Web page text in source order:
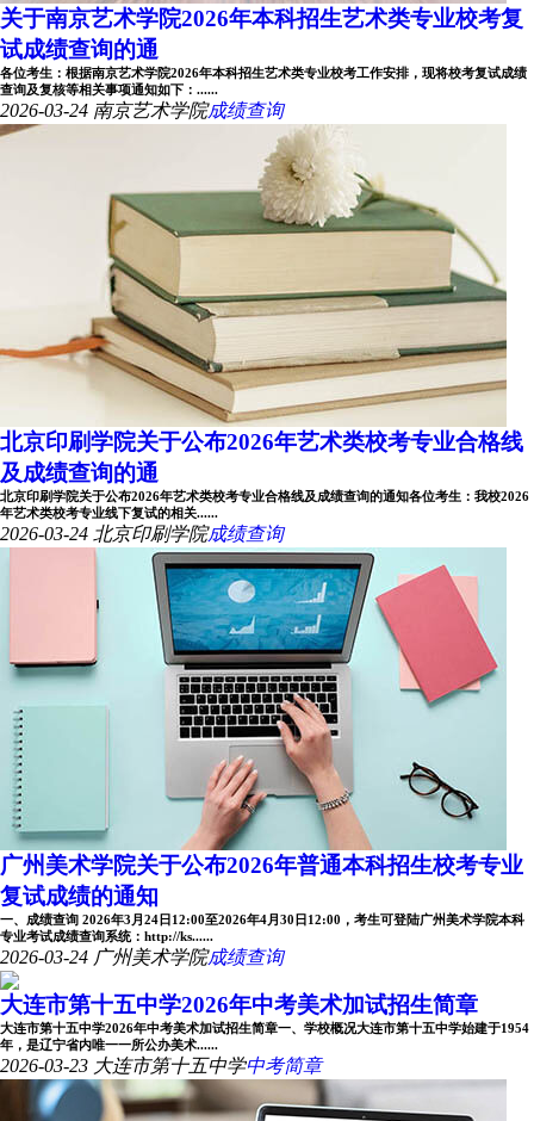
关于南京艺术学院2026年本科招生艺术类专业校考复
试成绩查询的通
各位考生：根据南京艺术学院2026年本科招生艺术类专业校考工作安排，现将校考复试成绩
查询及复核等相关事项通知如下：......
2026-03-24 南京艺术学院成绩查询
北京印刷学院关于公布2026年艺术类校考专业合格线
及成绩查询的通
北京印刷学院关于公布2026年艺术类校考专业合格线及成绩查询的通知各位考生：我校2026
年艺术类校考专业线下复试的相关......
2026-03-24 北京印刷学院成绩查询
广州美术学院关于公布2026年普通本科招生校考专业
复试成绩的通知
一、成绩查询 2026年3月24日12:00至2026年4月30日12:00，考生可登陆广州美术学院本科
专业考试成绩查询系统：http://ks......
2026-03-24 广州美术学院成绩查询
大连市第十五中学2026年中考美术加试招生简章
大连市第十五中学2026年中考美术加试招生简章一、学校概况大连市第十五中学始建于1954
年，是辽宁省内唯一一所公办美术......
2026-03-23 大连市第十五中学中考简章